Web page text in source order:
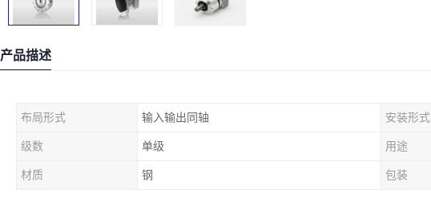
产品描述
布局形式 输入输出同轴 安装形式
级数 单级 用途
材质 钢 包装